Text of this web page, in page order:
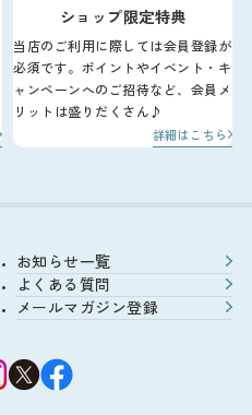
ショップ限定特典
当店のご利用に際しては会員登録が
必須です。ポイントやイベント・キ
ャンペーンへのご招待など、会員メ
リットは盛りだくさん♪
詳細はこちら
お知らせ一覧
よくある質問
メールマガジン登録